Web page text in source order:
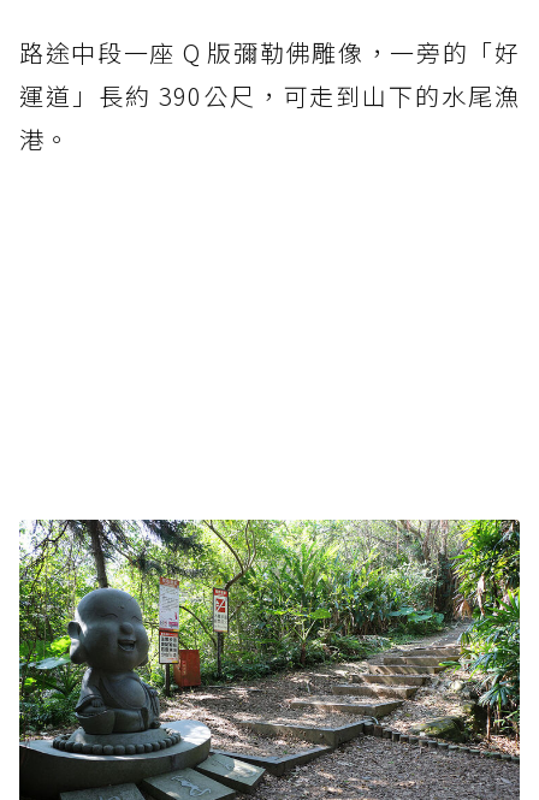
路途中段一座 Q 版彌勒佛雕像，一旁的「好
運道」長約 390公尺，可走到山下的水尾漁
港。